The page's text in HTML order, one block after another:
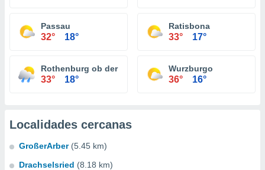
Passau
32° 18°
Ratisbona
33° 17°
Rothenburg ob der Tauber
33° 18°
Wurzburgo
36° 16°
Localidades cercanas
GroßerArber (5.45 km)
Drachselsried (8.18 km)